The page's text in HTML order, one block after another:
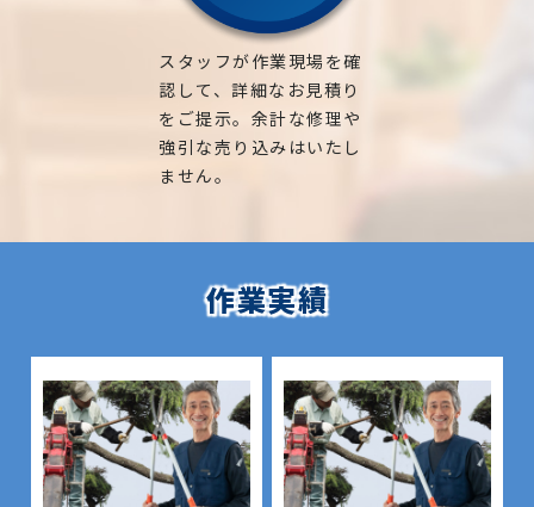
スタッフが作業現場を確
認して、詳細なお見積り
をご提示。余計な修理や
強引な売り込みはいたし
ません。
作業実績